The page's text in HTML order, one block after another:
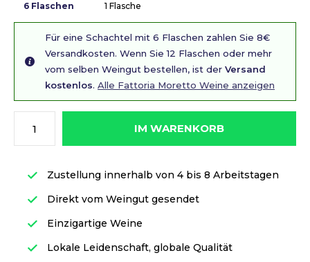
6 Flaschen 1 Flasche
Für eine Schachtel mit 6 Flaschen zahlen Sie 8€
Versandkosten. Wenn Sie 12 Flaschen oder mehr
vom selben Weingut bestellen, ist der Versand
kostenlos. Alle Fattoria Moretto Weine anzeigen
IM WARENKORB
Zustellung innerhalb von 4 bis 8 Arbeitstagen
Direkt vom Weingut gesendet
Einzigartige Weine
Lokale Leidenschaft, globale Qualität